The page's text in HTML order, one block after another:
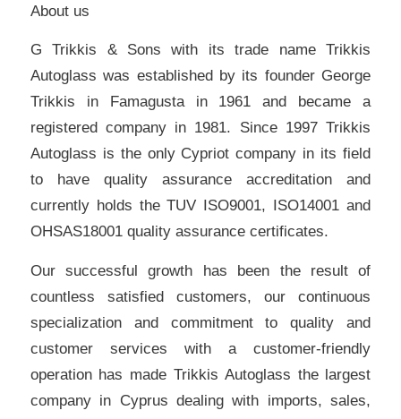
About us
G Trikkis & Sons with its trade name Trikkis
Autoglass was established by its founder George
Trikkis in Famagusta in 1961 and became a
registered company in 1981. Since 1997 Trikkis
Autoglass is the only Cypriot company in its field
to have quality assurance accreditation and
currently holds the TUV ISO9001, ISO14001 and
OHSAS18001 quality assurance certificates.
Our successful growth has been the result of
countless satisfied customers, our continuous
specialization and commitment to quality and
customer services with a customer-friendly
operation has made Trikkis Autoglass the largest
company in Cyprus dealing with imports, sales,